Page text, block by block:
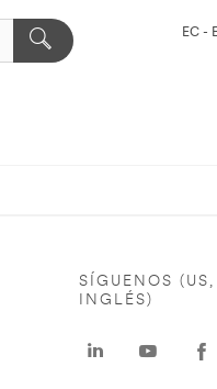
EC -
SÍGUENOS (US,
INGLÉS)